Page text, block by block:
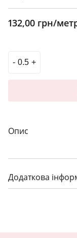
132,00 грн/
Опис
Додаткова
#Мереживо